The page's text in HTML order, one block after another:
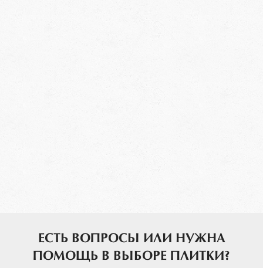
ЕСТЬ ВОПРОСЫ ИЛИ НУЖНА
ПОМОЩЬ В ВЫБОРЕ ПЛИТКИ?